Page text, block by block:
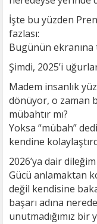
İşte bu yüzden
fazlası:
Bugünün ekranına
Şimdi, 2025’i
Madem insanlık
dönüyor, o zaman
mübahtır mı?
Yoksa “mübah”
kendine
2026’ya dair
Gücü anlamaktan
değil kendisine
başarı adına
unutmadığımız bir